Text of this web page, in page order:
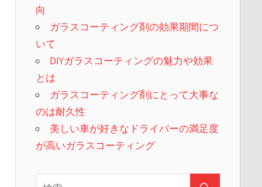
向
ガラスコーティング剤の効果期間につ
いて
DIYガラスコーティングの魅力や効果
とは
ガラスコーティング剤にとって大事な
のは耐久性
美しい車が好きなドライバーの満足度
が高いガラスコーティング